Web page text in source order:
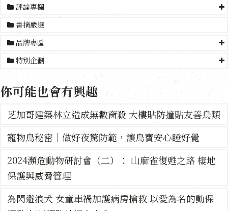
評論專欄
書摘嚴選
品牌專區
特別企劃
你可能也會有興趣
芝加哥建築林立造成無數窗殺 大樓貼防撞貼友善鳥類
寵物鳥秘密｜做好夜驚防範，讓鳥寶安心睡好覺
2024瀕危動物研討會（二）： 山麻雀復甦之路 棲地
保護與威脅管理
為閃避浪犬 女童車禍加護病房搶救 以愛為名的動保